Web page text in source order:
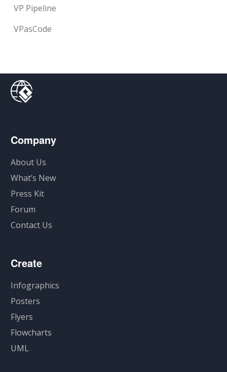
VP Pipeline
VPasCode
Company
About Us
What’s New
Press Kit
Forum
Contact Us
Create
Infographics
Posters
Flyers
Flowcharts
UML